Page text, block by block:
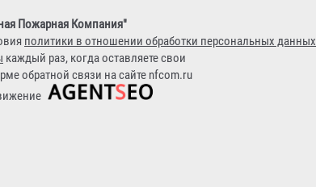
Пожарная Компания"
политики в отношении обработки персональных данных
каждый раз, когда оставляете свои
обратной связи на сайте nfcom.ru